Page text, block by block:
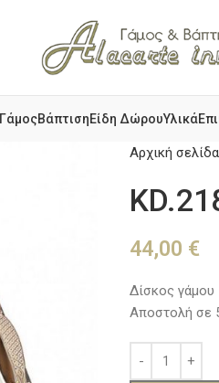
ΓάμοςΒάπτισηΕίδη ΔώρουΥλικά
Αρχική σελίδα
44,00 €
Δίσκος γάμου
Αποστολή σε